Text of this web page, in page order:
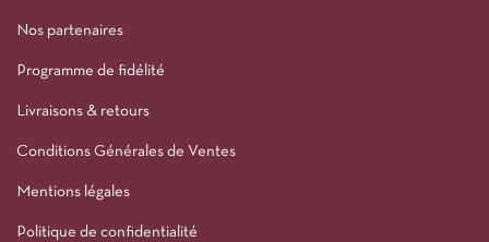
Nos partenaires
Programme de fidélité
Livraisons & retours
Conditions Générales de Ventes
Mentions légales
Politique de confidentialité